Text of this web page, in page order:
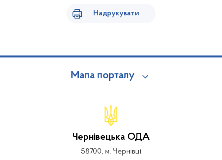
Надрукувати
Мапа порталу
Чернівецька ОДА
58700, м. Чернівці